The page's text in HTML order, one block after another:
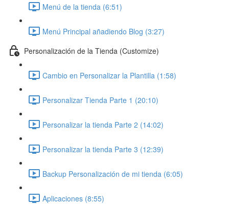
Menú de la tienda (6:51)
Menú Principal añadiendo Blog (3:27)
Personalización de la Tienda (Customize)
Cambio en Personalizar la Plantilla (1:58)
Personalizar Tienda Parte 1 (20:10)
Personalizar la tienda Parte 2 (14:02)
Personalizar la tienda Parte 3 (12:39)
Backup Personalización de mi tienda (6:05)
Aplicaciones (8:55)